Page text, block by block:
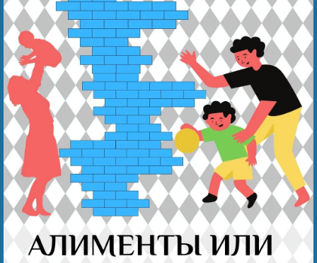
Полезные статьи
Наши победы
Видео о нас